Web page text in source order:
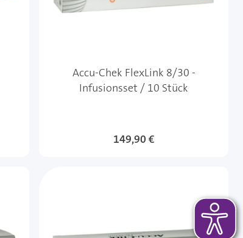
Accu-Chek FlexLink 8/30 -
Infusionsset / 10 Stück
149,90 €